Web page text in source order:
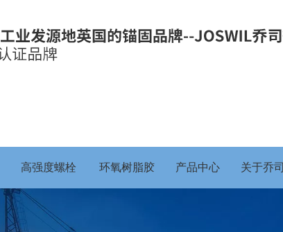
高强度螺栓 环氧树脂胶 产品中心 关于乔